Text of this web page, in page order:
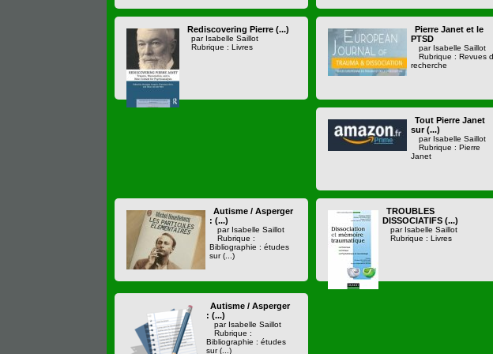
Rediscovering Pierre (...)
par Isabelle Saillot
Rubrique : Livres
Pierre Janet et le
PTSD
par Isabelle Saillot
Rubrique : Revues
recherche
Tout Pierre Janet
sur (...)
par Isabelle Saillot
Rubrique : Pierre
Janet
Autisme / Asperger
: (...)
par Isabelle Saillot
Rubrique :
Bibliographie : études
sur (...)
TROUBLES
DISSOCIATIFS (...)
par Isabelle Saillot
Rubrique : Livres
Autisme / Asperger
: (...)
par Isabelle Saillot
Rubrique :
Bibliographie : études
sur (...)